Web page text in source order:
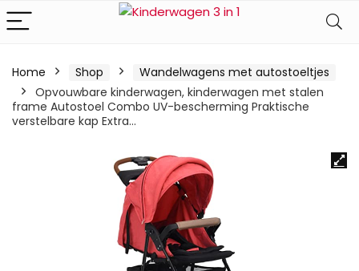
Home Shop
Wandelwagens met autostoeltjes
Opvouwbare kinderwagen, kinderwagen met stalen
frame Autostoel Combo UV-bescherming Praktische
verstelbare kap Extra…